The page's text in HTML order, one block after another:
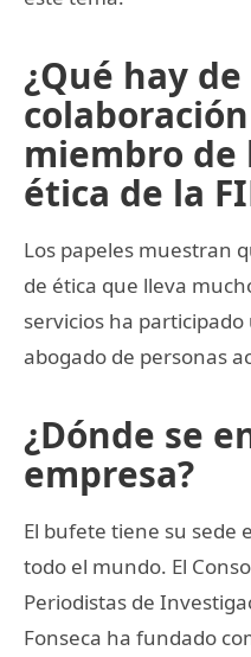
¿Qué hay
miembro de
ética de la
Los papeles muestran
de ética que lleva
servicios ha
abogado de personas
¿Dónde se
empresa?
El bufete tiene su sede
todo el mundo. El
Periodistas de
Fonseca ha fundado